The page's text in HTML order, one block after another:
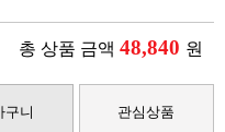
총 상품 금액 48,840 원
구니 관심상품